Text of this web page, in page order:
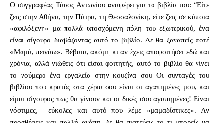
Ο συγγραφέας Τάσος Αντωνίου αναφέρει για το βιβλίο του: “Είτε
ζεις στην Αθήνα, την Πάτρα, τη Θεσσαλονίκη, είτε ζεις σε κάποια
«αφιλόξενη» μα πολλά υποσχόμενη πόλη του εξωτερικού, ένα
είναι σίγουρο διαβάζοντας αυτό το βιβλίο. Δε θα ξαναπείς ποτέ
«Μαμά, πεινάω». Βέβαια, ακόμη κι αν έχεις αποφοιτήσει εδώ και
χρόνια, αλλά νιώθεις ότι είσαι φοιτητής, αυτό το βιβλίο θα γίνει
το νούμερο ένα εργαλείο στην κουζίνα σου Οι συνταγές του
βιβλίου που κρατάς στα χέρια σου είναι οι αγαπημένες μου, και
είμαι σίγουρος πως θα γίνουν και οι δικές σου αγαπημένες! Είναι
νόστιμες, εύκολες και αυτό που λέμε «μαμαδίστικες». Αν